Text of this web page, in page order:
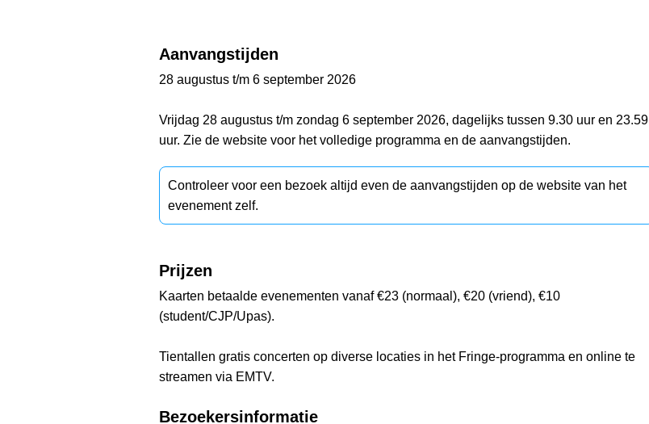
Aanvangstijden
28 augustus t/m 6 september 2026
Vrijdag 28 augustus t/m zondag 6 september 2026, dagelijks tussen 9.30 uur en 23.59
uur. Zie de website voor het volledige programma en de aanvangstijden.
Controleer voor een bezoek altijd even de aanvangstijden op de website van het
evenement zelf.
Prijzen
Kaarten betaalde evenementen vanaf €23 (normaal), €20 (vriend), €10
(student/CJP/Upas).
Tientallen gratis concerten op diverse locaties in het Fringe-programma en online te
streamen via EMTV.
Bezoekersinformatie